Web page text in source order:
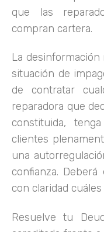
que las
compran cartera.
La
situación de
de contratar
reparadora que
constituida,
clientes
una
confianza.
con claridad
Resuelve tu